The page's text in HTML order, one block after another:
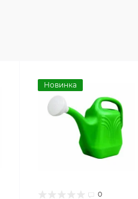
Новинка
0